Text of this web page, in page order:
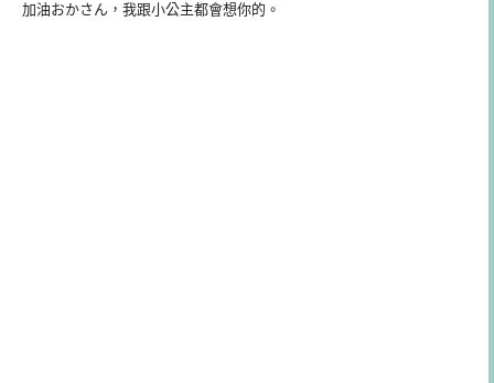
加油おかさん，我跟小公主都會想你的。